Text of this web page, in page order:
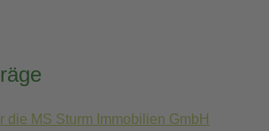
die MS Sturm Immobilien GmbH